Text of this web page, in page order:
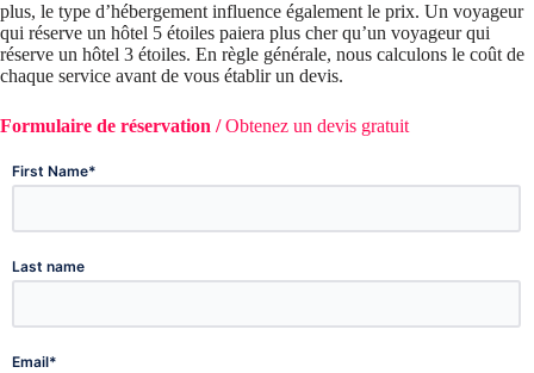
plus, le type d’hébergement influence également le prix. Un voyageur
qui réserve un hôtel 5 étoiles paiera plus cher qu’un voyageur qui
réserve un hôtel 3 étoiles. En règle générale, nous calculons le coût de
chaque service avant de vous établir un devis.
Formulaire de réservation /Obtenez un devis gratuit
First Name*
Last name
Email*